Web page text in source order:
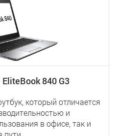
840 G3
который отличается
и
в офисе, так и